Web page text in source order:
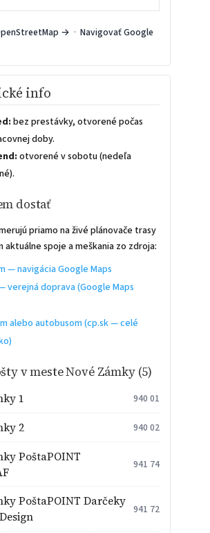
→ · Navigovať Google
info
bez prestávky, otvorené počas
doby.
otvorené v sobotu (nedeľa
dostať
priamo na živé plánovače trasy
aktuálne spoje a meškania zo zdroja:
— navigácia Google Maps
verejná doprava (Google Maps
alebo autobusom (cp.sk — celé
v meste Nové Zámky (5)
1 940 01
2 940 02
PoštaPOINT
941 74
PoštaPOINT Darčeky
941 72